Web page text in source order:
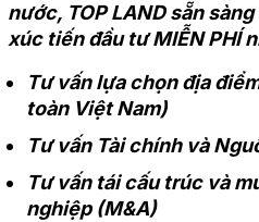
nước, TOP LAND sẵn
xúc tiến đầu tư MIỄN PHÍ
Tư vấn lựa chọn địa
toàn Việt Nam)
Tư vấn Tài chính và
Tư vấn tái cấu trúc và
nghiệp (M&A)